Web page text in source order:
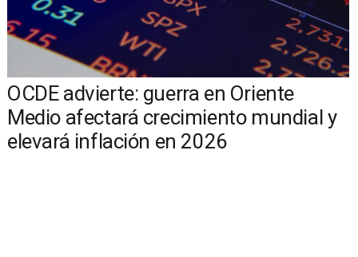
OCDE advierte: guerra en Oriente
Medio afectará crecimiento mundial y
elevará inflación en 2026